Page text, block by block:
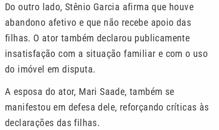
Do outro lado, Stênio Garcia afirma que houve
abandono afetivo e que não recebe apoio das
filhas. O ator também declarou publicamente
insatisfação com a situação familiar e com o uso
do imóvel em disputa.
A esposa do ator, Mari Saade, também se
manifestou em defesa dele, reforçando críticas às
declarações das filhas.